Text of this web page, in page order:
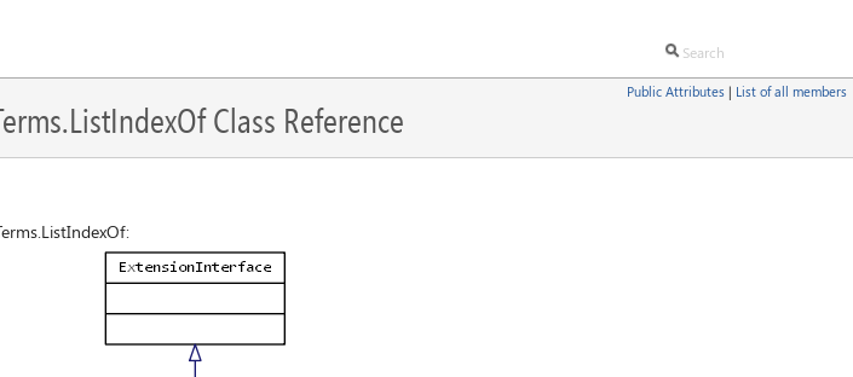
Public Attributes | List of all members
Class Reference